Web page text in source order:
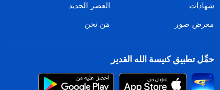
شهادات
العصر الجديد
معرض صور
مَن نحن
حمِّل تطبيق كنيسة الله القدير